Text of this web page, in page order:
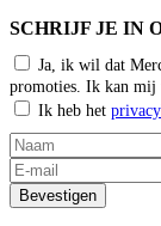
SCHRIJF JE IN
Ja, ik wil dat
promoties. Ik kan mij
Ik heb het